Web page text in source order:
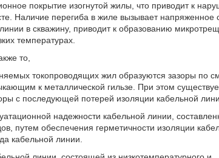
покрытие изогнутой жилы, что приводит к
Наличие перегиба в жиле вызывает напряженное
в скважину, приводит к образованию
температурах.
то,
токопроводящих жил образуются зазоры по
к металлической гильзе. При этом
с последующей потерей изоляции кабельной
надежности кабельной линии,
путем обеспечения герметичности изоляции
кабельной линии.